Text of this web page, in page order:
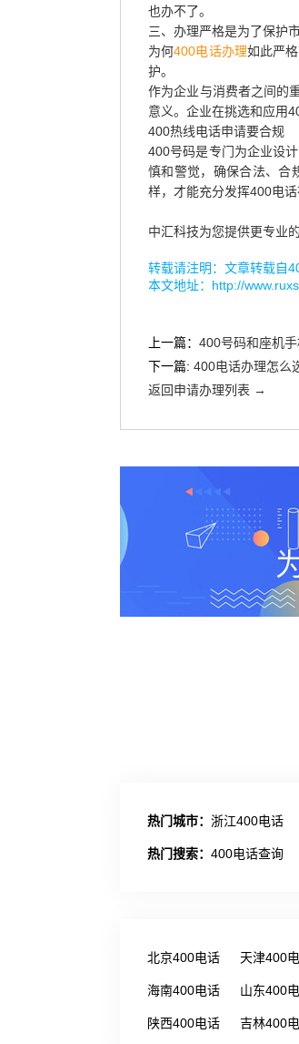
也办不了。
三、办理严格是为了保护
为何400电话办理如此严
护。
作为企业与消费者之间的
意义。企业在挑选和应用
400热线电话申请要合规
400号码是专门为企业设
慎和警觉，确保合法、合
样，才能充分发挥400电话
中汇科技为您提供更专业
转载请注明：文章转载自
本文地址： http://
上一篇： 400号码和座机
下一篇: 400电话办理怎么
返回申请办理列表 →
热门城市： 浙江400电话
热门搜索： 400电话查询
北京400电话 天津400
海南400电话 山东400
陕西400电话 吉林400